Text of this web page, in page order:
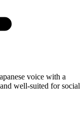
voice with a
well-suited for social